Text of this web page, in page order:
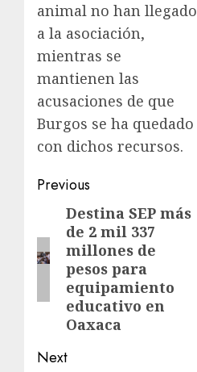
animal no han llegado
a la asociación,
mientras se
mantienen las
acusaciones de que
Burgos se ha quedado
con dichos recursos.
Previous
Destina SEP más
de 2 mil 337
millones de
pesos para
equipamiento
educativo en
Oaxaca
Next